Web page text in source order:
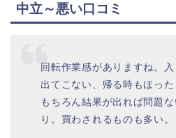
中立～悪い口コミ
回転作業感がありますね。
出てこない、帰る時もほった
もちろん結果が出れば問題
り。買わされるものも多い。